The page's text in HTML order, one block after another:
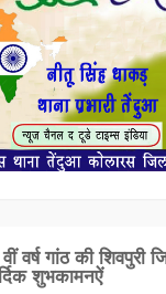
वर्ष गांठ की शिवपुरी
शुभकामनऐं